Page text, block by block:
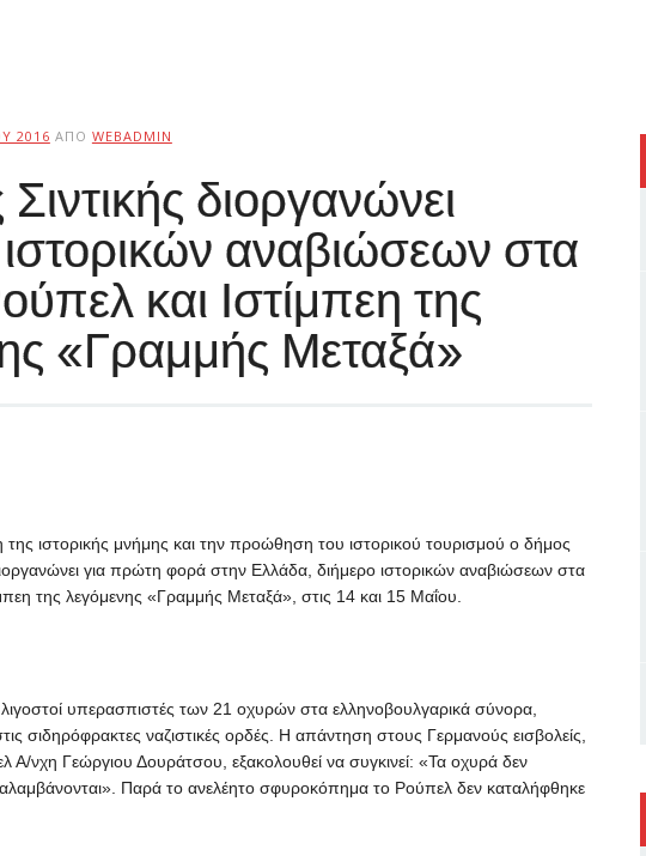
2016 ΑΠΌ WEBADMIN
διοργανώνει
αναβιώσεων στα
και Ιστίμπεη της
«Γραμμής Μεταξά»
ιστορικής μνήμης και την προώθηση του ιστορικού τουρισμού ο δήμος
για πρώτη φορά στην Ελλάδα, διήμερο ιστορικών αναβιώσεων στα
της λεγόμενης «Γραμμής Μεταξά», στις 14 και 15 Μαΐου.
υπερασπιστές των 21 οχυρών στα ελληνοβουλγαρικά σύνορα,
σιδηρόφρακτες ναζιστικές ορδές. Η απάντηση στους Γερμανούς εισβολείς,
Α/νχη Γεώργιου Δουράτσου, εξακολουθεί να συγκινεί: «Τα οχυρά δεν
Παρά το ανελέητο σφυροκόπημα το Ρούπελ δεν καταλήφθηκε